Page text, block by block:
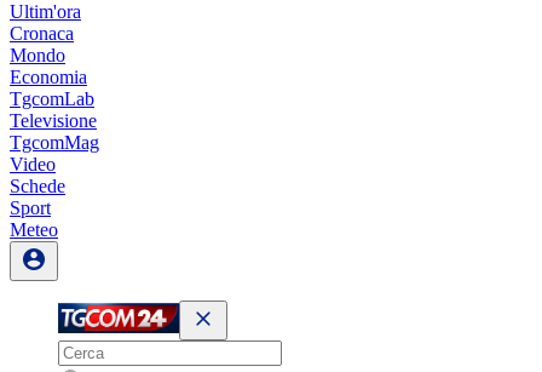
Ultim'ora
Cronaca
Mondo
Economia
TgcomLab
Televisione
TgcomMag
Video
Schede
Sport
Meteo